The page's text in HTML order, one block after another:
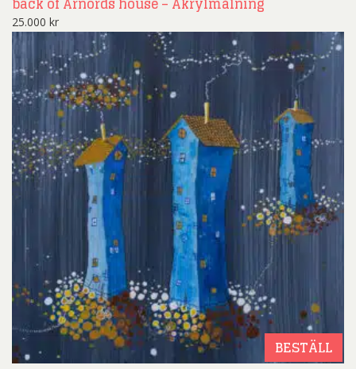
25.000 kr
BESTÄLL